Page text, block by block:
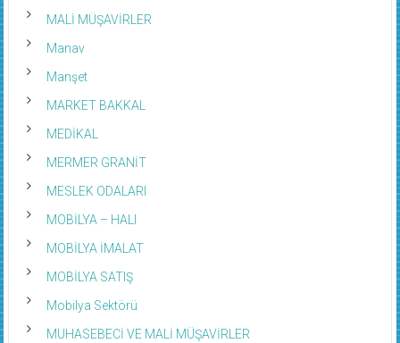
MALİ MÜŞAVİRLER
Manav
Manşet
MARKET BAKKAL
MEDİKAL
MERMER GRANİT
MESLEK ODALARI
MOBİLYA – HALI
MOBİLYA İMALAT
MOBİLYA SATIŞ
Mobilya Sektörü
MUHASEBECİ VE MALİ MÜŞAVİRLER